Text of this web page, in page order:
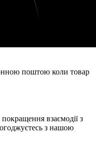
поштою коли товар
взаємодії з
з нашою